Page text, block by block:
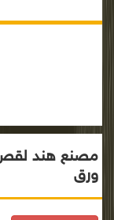
مصنع هند
ورق